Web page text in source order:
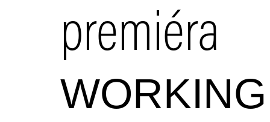
premiéra
WORKING